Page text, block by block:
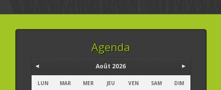
Agenda
Août 2026
LUN MAR MER JEU VEN SAM DIM